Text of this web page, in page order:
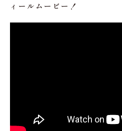
ィールムービー！